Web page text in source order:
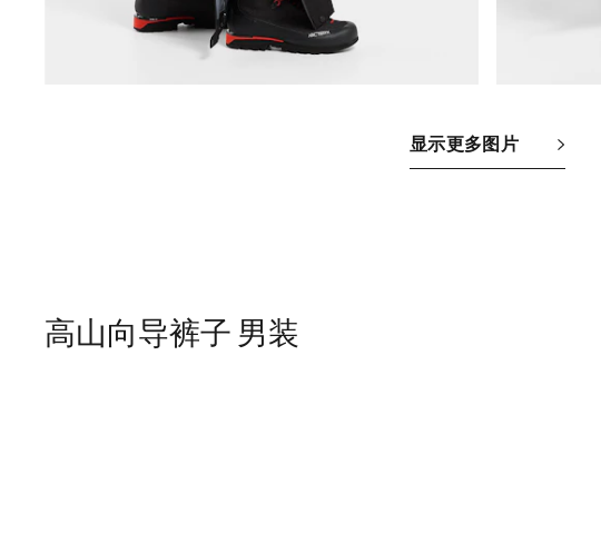
显示更多图片
高山向导裤子 男装